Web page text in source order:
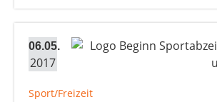
06.05.
2017
Sport/Freizeit